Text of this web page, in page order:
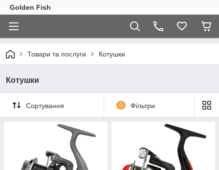
Golden Fish
Товари та послуги Котушки
Котушки
Сортування 0 Фільтри